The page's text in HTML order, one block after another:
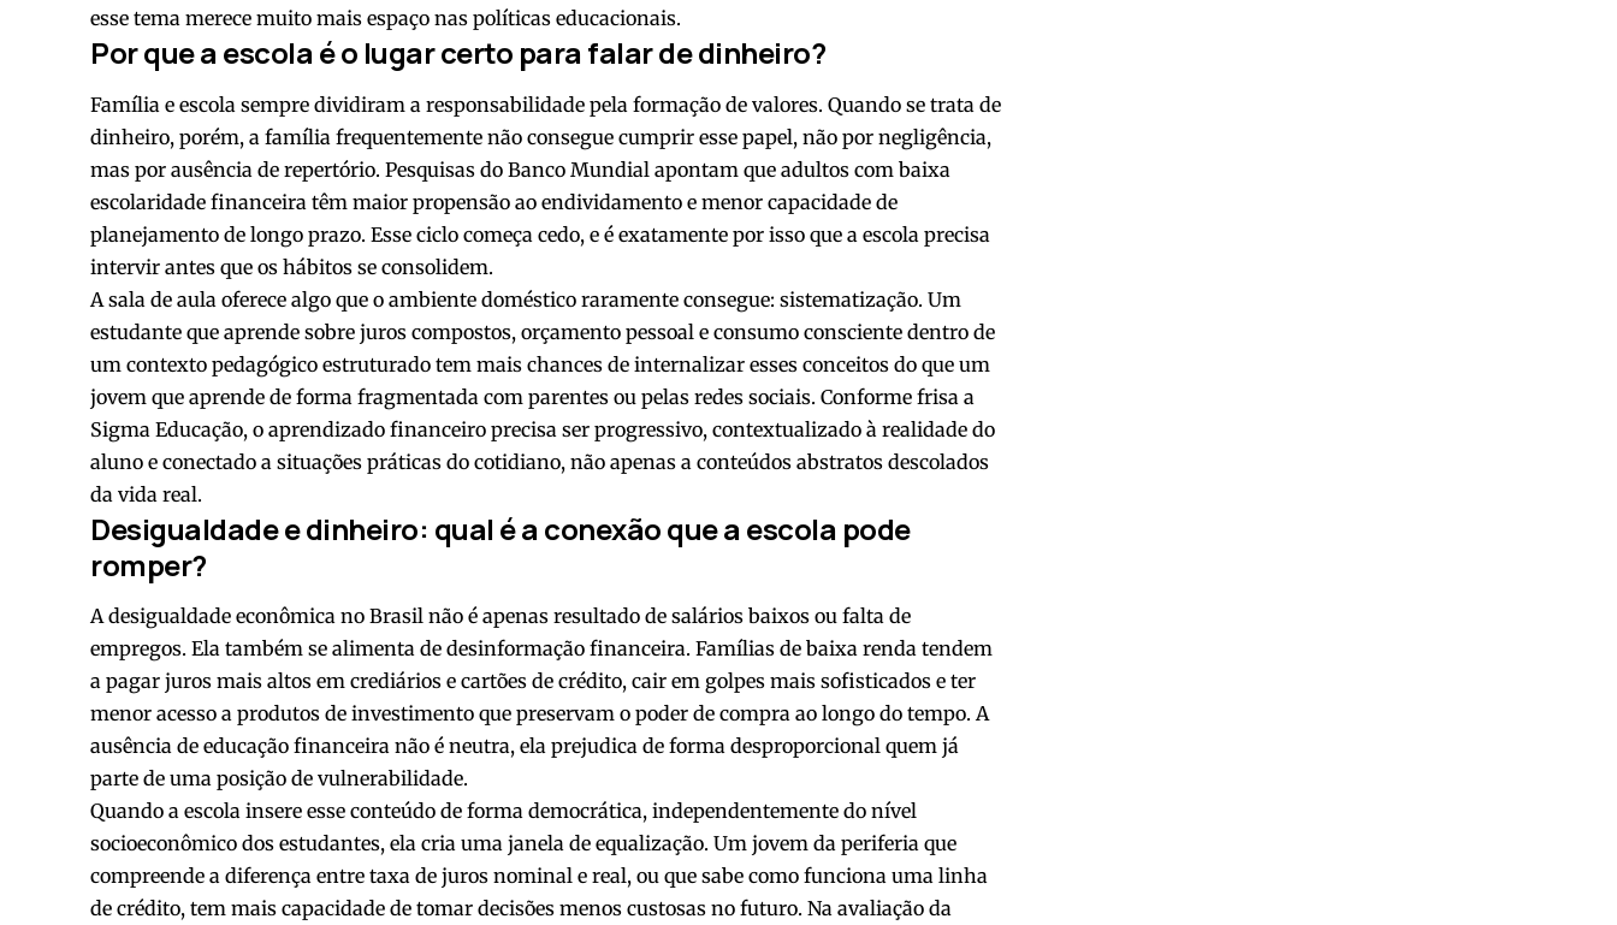
esse tema merece muito mais espaço nas políticas educacionais.
Por que a escola é o lugar certo para falar de dinheiro?
Família e escola sempre dividiram a responsabilidade pela formação de valores. Quando se trata de
dinheiro, porém, a família frequentemente não consegue cumprir esse papel, não por negligência,
mas por ausência de repertório. Pesquisas do Banco Mundial apontam que adultos com baixa
escolaridade financeira têm maior propensão ao endividamento e menor capacidade de
planejamento de longo prazo. Esse ciclo começa cedo, e é exatamente por isso que a escola precisa
intervir antes que os hábitos se consolidem.
A sala de aula oferece algo que o ambiente doméstico raramente consegue: sistematização. Um
estudante que aprende sobre juros compostos, orçamento pessoal e consumo consciente dentro de
um contexto pedagógico estruturado tem mais chances de internalizar esses conceitos do que um
jovem que aprende de forma fragmentada com parentes ou pelas redes sociais. Conforme frisa a
Sigma Educação, o aprendizado financeiro precisa ser progressivo, contextualizado à realidade do
aluno e conectado a situações práticas do cotidiano, não apenas a conteúdos abstratos descolados
da vida real.
Desigualdade e dinheiro: qual é a conexão que a escola pode
romper?
A desigualdade econômica no Brasil não é apenas resultado de salários baixos ou falta de
empregos. Ela também se alimenta de desinformação financeira. Famílias de baixa renda tendem
a pagar juros mais altos em crediários e cartões de crédito, cair em golpes mais sofisticados e ter
menor acesso a produtos de investimento que preservam o poder de compra ao longo do tempo. A
ausência de educação financeira não é neutra, ela prejudica de forma desproporcional quem já
parte de uma posição de vulnerabilidade.
Quando a escola insere esse conteúdo de forma democrática, independentemente do nível
socioeconômico dos estudantes, ela cria uma janela de equalização. Um jovem da periferia que
compreende a diferença entre taxa de juros nominal e real, ou que sabe como funciona uma linha
de crédito, tem mais capacidade de tomar decisões menos custosas no futuro. Na avaliação da